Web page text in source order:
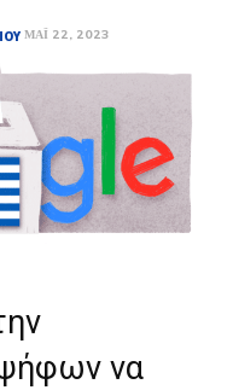
ΜΆΙ 22, 2023
να